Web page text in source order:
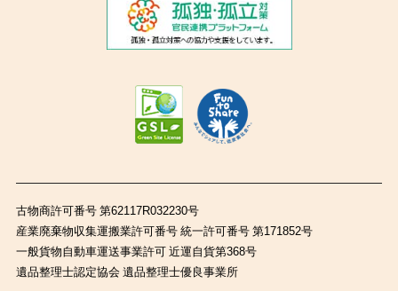
古物商許可番号 第62117R032230号
産業廃棄物収集運搬業許可番号 統一許可番号 第171852号
一般貨物自動車運送事業許可 近運自貨第368号
遺品整理士認定協会 遺品整理士優良事業所